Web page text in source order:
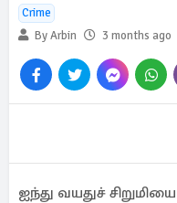
Crime
By Arbin
3 months ago
ஐந்து வயதுச்